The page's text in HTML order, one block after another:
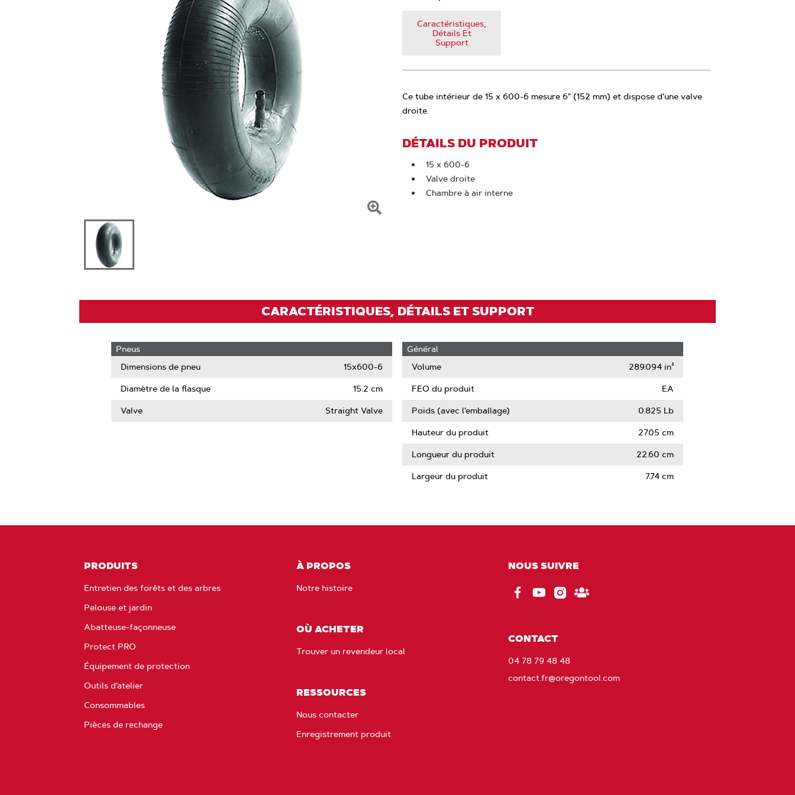
Caractéristiques,
Détails Et
Support
Ce tube intérieur de 15 x 600-6 mesure 6" (152 mm) et dispose d’une valve
droite.
DÉTAILS DU PRODUIT
15 x 600-6
Valve droite
Chambre à air interne
CARACTÉRISTIQUES, DÉTAILS ET SUPPORT
Pneus
Dimensions de pneu
15x600-6
Diamètre de la flasque 15.2 cm
Valve Straight Valve
Général
Volume
289.094 in³
FEO du produit EA
Poids (avec l’emballage) 0.825 Lb
Hauteur du produit 27.05 cm
Longueur du produit 22.60 cm
Largeur du produit 7.74 cm
PRODUITS
Entretien des forêts et des arbres
Pelouse et jardin
Abatteuse-façonneuse
Protect PRO
Équipement de protection
Outils d’atelier
Consommables
Pièces de rechange
À PROPOS
Notre histoire
OÙ ACHETER
Trouver un revendeur local
RESSOURCES
Nous contacter
Enregistrement produit
NOUS SUIVRE
CONTACT
04 78 79 48 48
contact.fr@oregontool.com